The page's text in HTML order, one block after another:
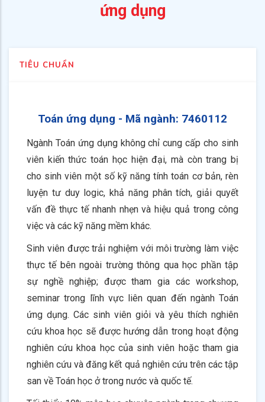
ứng dụng
TIÊU CHUẨN
Toán ứng dụng - Mã ngành: 7460112
Ngành Toán ứng dụng không chỉ cung cấp cho sinh
viên kiến thức toán học hiện đại, mà còn trang bị
cho sinh viên một số kỹ năng tính toán cơ bản, rèn
luyện tư duy logic, khả năng phân tích, giải quyết
vấn đề thực tế nhanh nhẹn và hiệu quả trong công
việc và các kỹ năng mềm khác.
Sinh viên được trải nghiệm với môi trường làm việc
thực tế bên ngoài trường thông qua học phần tập
sự nghề nghiệp; được tham gia các workshop,
seminar trong lĩnh vực liên quan đến ngành Toán
ứng dụng. Các sinh viên giỏi và yêu thích nghiên
cứu khoa học sẽ được hướng dẫn trong hoạt động
nghiên cứu khoa học của sinh viên hoặc tham gia
nghiên cứu và đăng kết quả nghiên cứu trên các tập
san về Toán học ở trong nước và quốc tế.